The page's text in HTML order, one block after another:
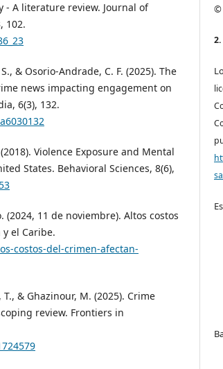
- A literature review. Journal of
102.
& Osorio-Andrade, C. F. (2025). The
news impacting engagement on
6(3), 132.
Violence Exposure and Mental
States. Behavioral Sciences, 8(6),
11 de noviembre). Altos costos
el Caribe.
costos-del-crimen-afectan-
& Ghazinour, M. (2025). Crime
review. Frontiers in
©